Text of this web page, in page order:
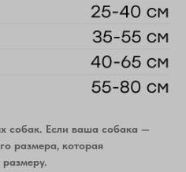
собак. Если ваша собака —
размера, которая
размеру.